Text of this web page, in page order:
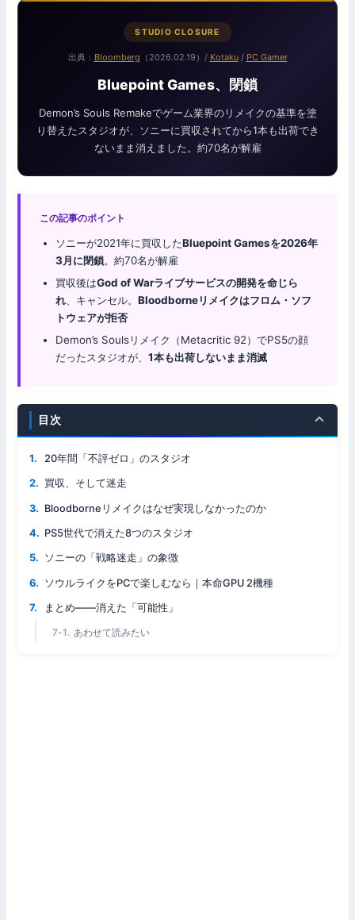
STUDIO CLOSURE
出典： Bloomberg （2026.02.19）/ Kotaku/ PC Gamer
Bluepoint Games、閉鎖
Demon’s Souls Remakeでゲーム業界のリメイクの基準を塗
り替えたスタジオが、ソニーに買収されてから1本も出荷でき
ないまま消えました。約70名が解雇
この記事のポイント
ソニーが2021年に買収したBluepoint Gamesを2026年
3月に閉鎖。約70名が解雇
買収後はGod of Warライブサービスの開発を命じら
れ 、キャンセル。Bloodborneリメイクはフロム・ソフ
トウェアが拒否
Demon’s Soulsリメイク（Metacritic 92）でPS5の顔
だったスタジオが、1本も出荷しないまま消滅
目次
20年間「不評ゼロ」のスタジオ
買収、そして迷走
Bloodborneリメイクはなぜ実現しなかったのか
PS5世代で消えた8つのスタジオ
ソニーの「戦略迷走」の象徴
ソウルライクをPCで楽しむなら｜本命GPU 2機種
まとめ——消えた「可能性」
あわせて読みたい